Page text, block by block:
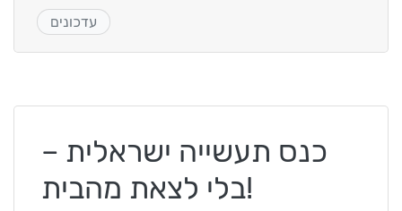
עדכונים
כנס תעשייה ישראלית –
בלי לצאת מהבית!